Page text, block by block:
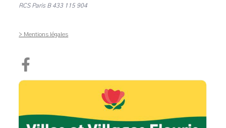
RCS Paris B 433 115 904
> Mentions légales